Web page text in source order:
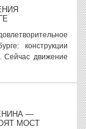
конструкции
Сейчас движение
—
МОСТ